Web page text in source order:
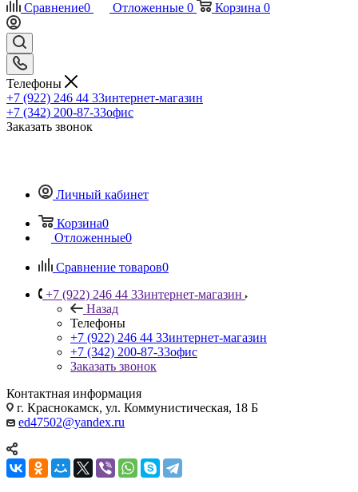
Сравнение0 Отложенные 0 Корзина 0
Телефоны
+7 (922) 246 44 33интернет-магазин
+7 (342) 200-87-33офис
Заказать звонок
Личный кабинет
Корзина0
Отложенные0
Сравнение товаров0
+7 (922) 246 44 33интернет-магазин
Назад
Телефоны
+7 (922) 246 44 33интернет-магазин
+7 (342) 200-87-33офис
Заказать звонок
Контактная информация
г. Краснокамск, ул. Коммунистическая, 18 Б
ed47502@yandex.ru